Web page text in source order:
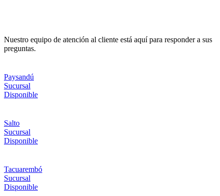
Nuestro equipo de atención al cliente está aquí para responder a sus
preguntas.
Paysandú
Sucursal
Disponible
Salto
Sucursal
Disponible
Tacuarembó
Sucursal
Disponible